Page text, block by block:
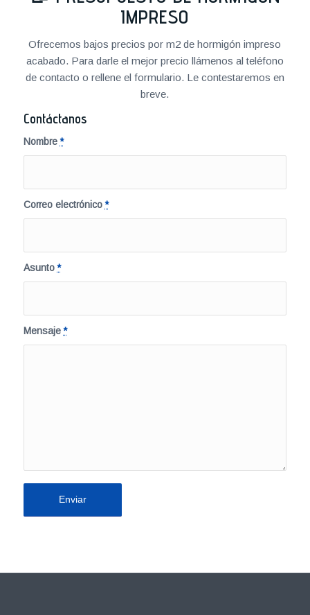
IMPRESO
Ofrecemos bajos precios por m2 de hormigón impreso
acabado. Para darle el mejor precio llámenos al teléfono
de contacto o rellene el formulario. Le contestaremos en
breve.
Contáctanos
Nombre*
Correo electrónico*
Asunto*
Mensaje*